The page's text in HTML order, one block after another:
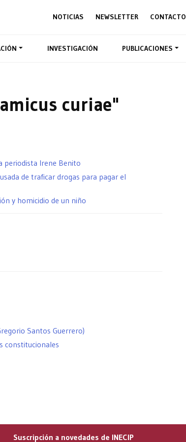
NOTICIAS NEWSLETTER CONTACTO
INVESTIGACIÓN PUBLICACIONES
curiae"
periodista Irene Benito
de traficar drogas para pagar el
y homicidio de un niño
Santos Guerrero)
constitucionales
Suscripción a novedades de INECIP